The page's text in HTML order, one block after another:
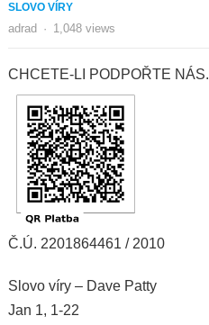
SLOVO VÍRY
adrad · 1,048views
CHCETE-LI PODPOŘTE NÁS.
Č.Ú. 2201864461 / 2010
Slovo víry – Dave Patty
Jan 1, 1-22